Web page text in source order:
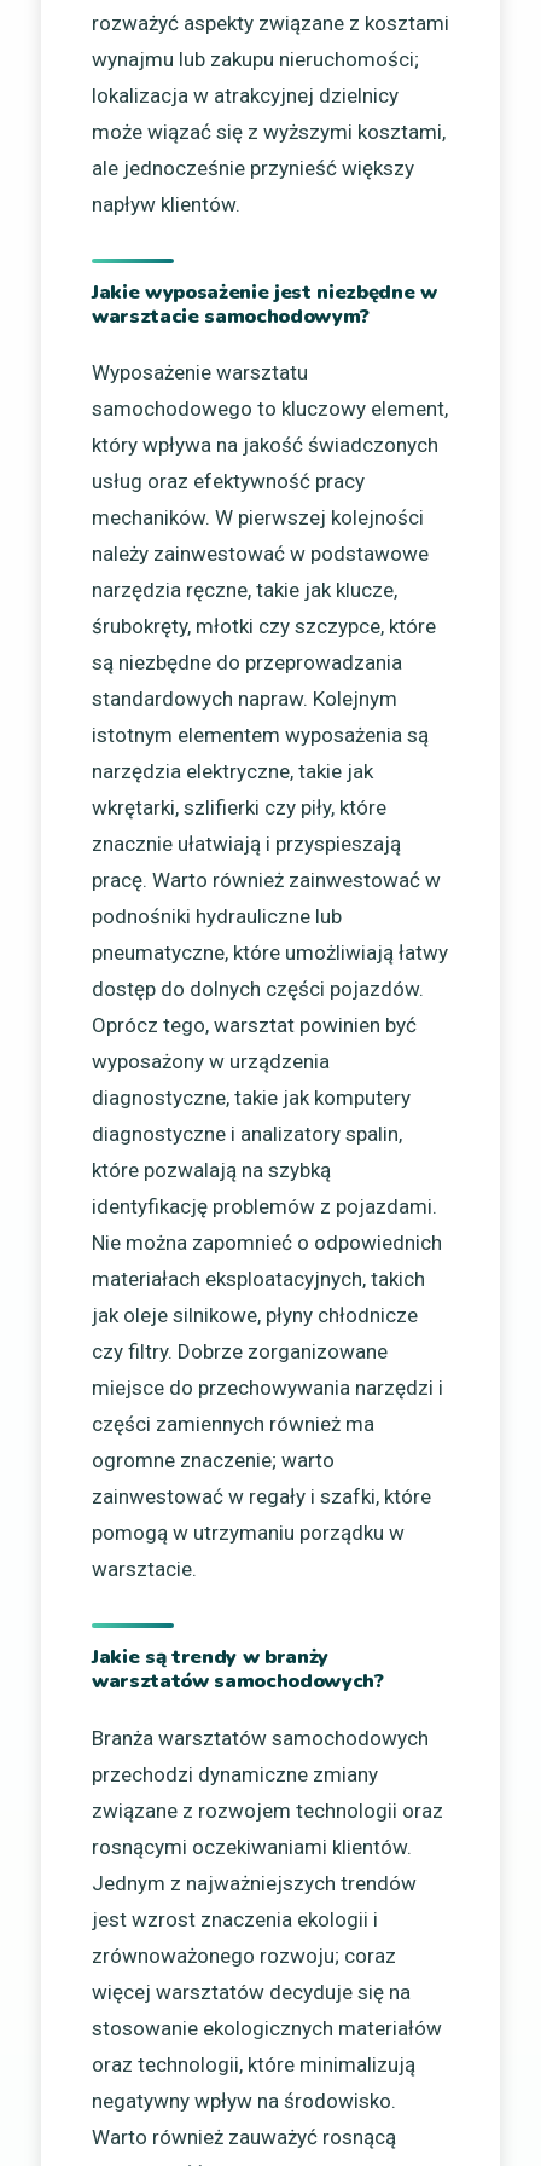
rozważyć aspekty związane z kosztami
wynajmu lub zakupu nieruchomości;
lokalizacja w atrakcyjnej dzielnicy
może wiązać się z wyższymi kosztami,
ale jednocześnie przynieść większy
napływ klientów.
Jakie wyposażenie jest niezbędne w
warsztacie samochodowym?
Wyposażenie warsztatu
samochodowego to kluczowy element,
który wpływa na jakość świadczonych
usług oraz efektywność pracy
mechaników. W pierwszej kolejności
należy zainwestować w podstawowe
narzędzia ręczne, takie jak klucze,
śrubokręty, młotki czy szczypce, które
są niezbędne do przeprowadzania
standardowych napraw. Kolejnym
istotnym elementem wyposażenia są
narzędzia elektryczne, takie jak
wkrętarki, szlifierki czy piły, które
znacznie ułatwiają i przyspieszają
pracę. Warto również zainwestować w
podnośniki hydrauliczne lub
pneumatyczne, które umożliwiają łatwy
dostęp do dolnych części pojazdów.
Oprócz tego, warsztat powinien być
wyposażony w urządzenia
diagnostyczne, takie jak komputery
diagnostyczne i analizatory spalin,
które pozwalają na szybką
identyfikację problemów z pojazdami.
Nie można zapomnieć o odpowiednich
materiałach eksploatacyjnych, takich
jak oleje silnikowe, płyny chłodnicze
czy filtry. Dobrze zorganizowane
miejsce do przechowywania narzędzi i
części zamiennych również ma
ogromne znaczenie; warto
zainwestować w regały i szafki, które
pomogą w utrzymaniu porządku w
warsztacie.
Jakie są trendy w branży
warsztatów samochodowych?
Branża warsztatów samochodowych
przechodzi dynamiczne zmiany
związane z rozwojem technologii oraz
rosnącymi oczekiwaniami klientów.
Jednym z najważniejszych trendów
jest wzrost znaczenia ekologii i
zrównoważonego rozwoju; coraz
więcej warsztatów decyduje się na
stosowanie ekologicznych materiałów
oraz technologii, które minimalizują
negatywny wpływ na środowisko.
Warto również zauważyć rosnącą